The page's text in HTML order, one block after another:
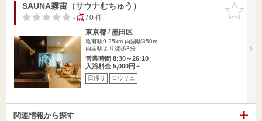
お気に入
りに追加
SAUNA霧宙（サウナむちゅう）
-点/ 0 件
東京都 / 墨田区
亀有駅9.25km 両国駅350m
両国駅より徒歩3分
営業時間 8:30～26:10
入浴料金 5,000円～
日帰り ロウリュ
関連情報から探す